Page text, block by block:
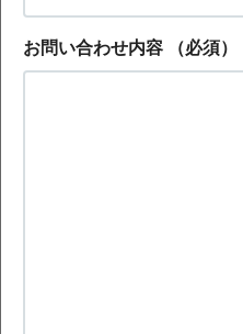
お問い合わせ内容 （必須）